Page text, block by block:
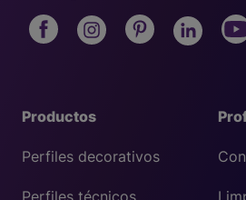
Productos
Perfiles decorativos
Perfiles técnicos